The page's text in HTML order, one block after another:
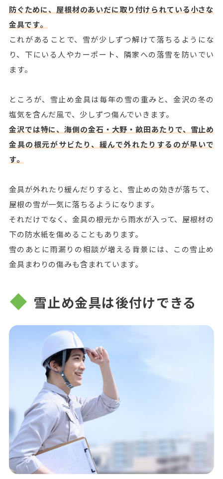
防ぐために、屋根材のあいだに取り付けられている小さな
金具です。
これがあることで、雪が少しずつ解けて落ちるようにな
り、下にいる人やカーポート、隣家への落雪を防いでい
ます。
ところが、雪止め金具は毎年の雪の重みと、金沢の冬の
塩気を含んだ風で、少しずつ傷んでいきます。
金沢では特に、海側の金石・大野・畝田あたりで、雪止め
金具の根元がサビたり、緩んで外れたりするのが早いで
す。
金具が外れたり緩んだりすると、雪止めの効きが落ちて、
屋根の雪が一気に落ちるようになります。
それだけでなく、金具の根元から雨水が入って、屋根材の
下の防水紙を傷めることもあります。
雪のあとに雨漏りの相談が増える背景には、この雪止め
金具まわりの傷みも含まれています。
雪止め金具は後付けできる